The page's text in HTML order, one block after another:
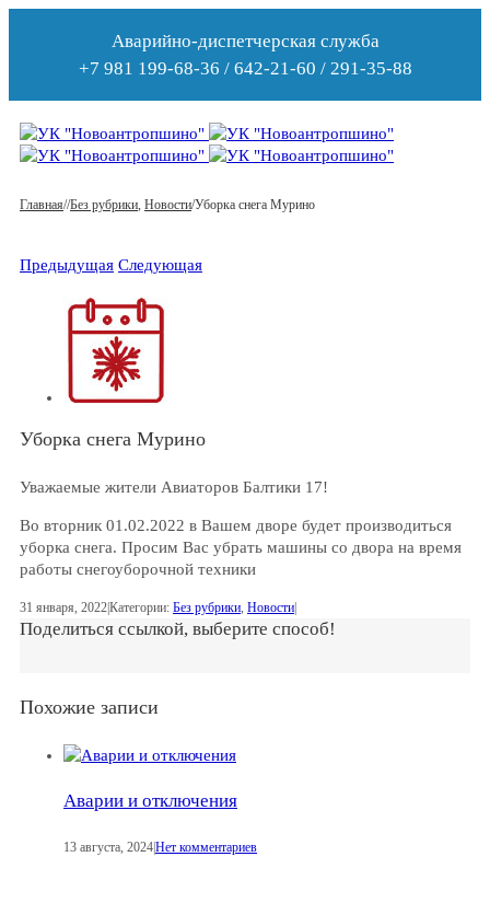
Аварийно-диспетчерская служба
+7 981 199-68-36 / 642-21-60 / 291-35-88
Главная//Без рубрики, Новости/Уборка снега Мурино
Предыдущая Следующая
Уборка снега Мурино
Уважаемые жители Авиаторов Балтики 17!
Во вторник 01.02.2022 в Вашем дворе будет производиться
уборка снега. Просим Вас убрать машины со двора на время
работы снегоуборочной техники
31 января, 2022|Категории: Без рубрики Новости|
Поделиться ссылкой, выберите способ!
Похожие записи
Аварии и отключения
13 августа, 2024Нет комментариев